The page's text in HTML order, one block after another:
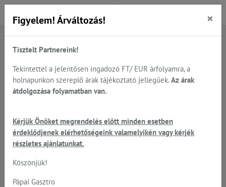
Főoldal Termékek
Asztali felvágott és sajt szeletelőgépek, több gyártó
Manuális szeletelő gépek
Beckers ES275 - asztali
manuális szeletelőgép, 275 mm
késtárcsával R.G.V.
Figyelem! Árváltozás! ×
Tisztelt Partnereink!
Tekintettel a jelentősen ingadozó FT/ EUR árfolyamra, a
holnapunkon szereplő árak tájékoztató jellegűek. Az árak
átdolgozása folyamatban van.
Kérjük Önöket megrendelés előtt minden esetben
érdeklődjenek elérhetőségeink valamelyikén vagy kérjék
részletes ajánlatunkat.
Köszönjük!
Pápai Gasztro